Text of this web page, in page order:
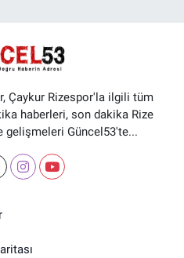
Çaykur Rizespor'la ilgili tüm
haberleri, son dakika Rize
gelişmeleri Güncel53'te...